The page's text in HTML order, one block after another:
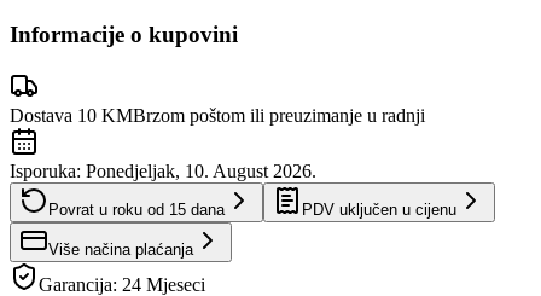
Informacije o kupovini
Dostava 10 KMBrzom poštom ili preuzimanje u radnji
Isporuka: Ponedjeljak, 10. August 2026.
Povrat u roku od 15 dana PDV uključen u cijenu
Više načina plaćanja
Garancija: 24 Mjeseci